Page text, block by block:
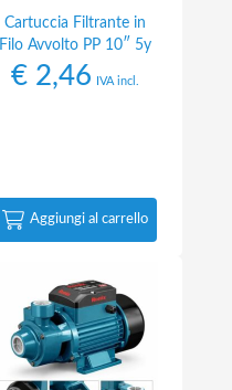
Cartuccia Filtrante in
Filo Avvolto PP 10″ 5y
€ 2,46 IVA incl.
Aggiungi al carrello